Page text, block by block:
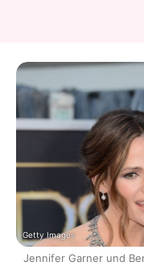
Getty Images
Jennifer Garner und